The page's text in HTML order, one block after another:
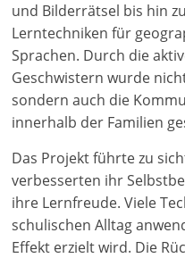
und Bilderrätsel bis hin
Lerntechniken für
Sprachen. Durch die
Geschwistern wurde
sondern auch die
innerhalb der Familien
Das Projekt führte zu
verbesserten ihr
ihre Lernfreude. Viele
schulischen Alltag
Effekt erzielt wird. Die